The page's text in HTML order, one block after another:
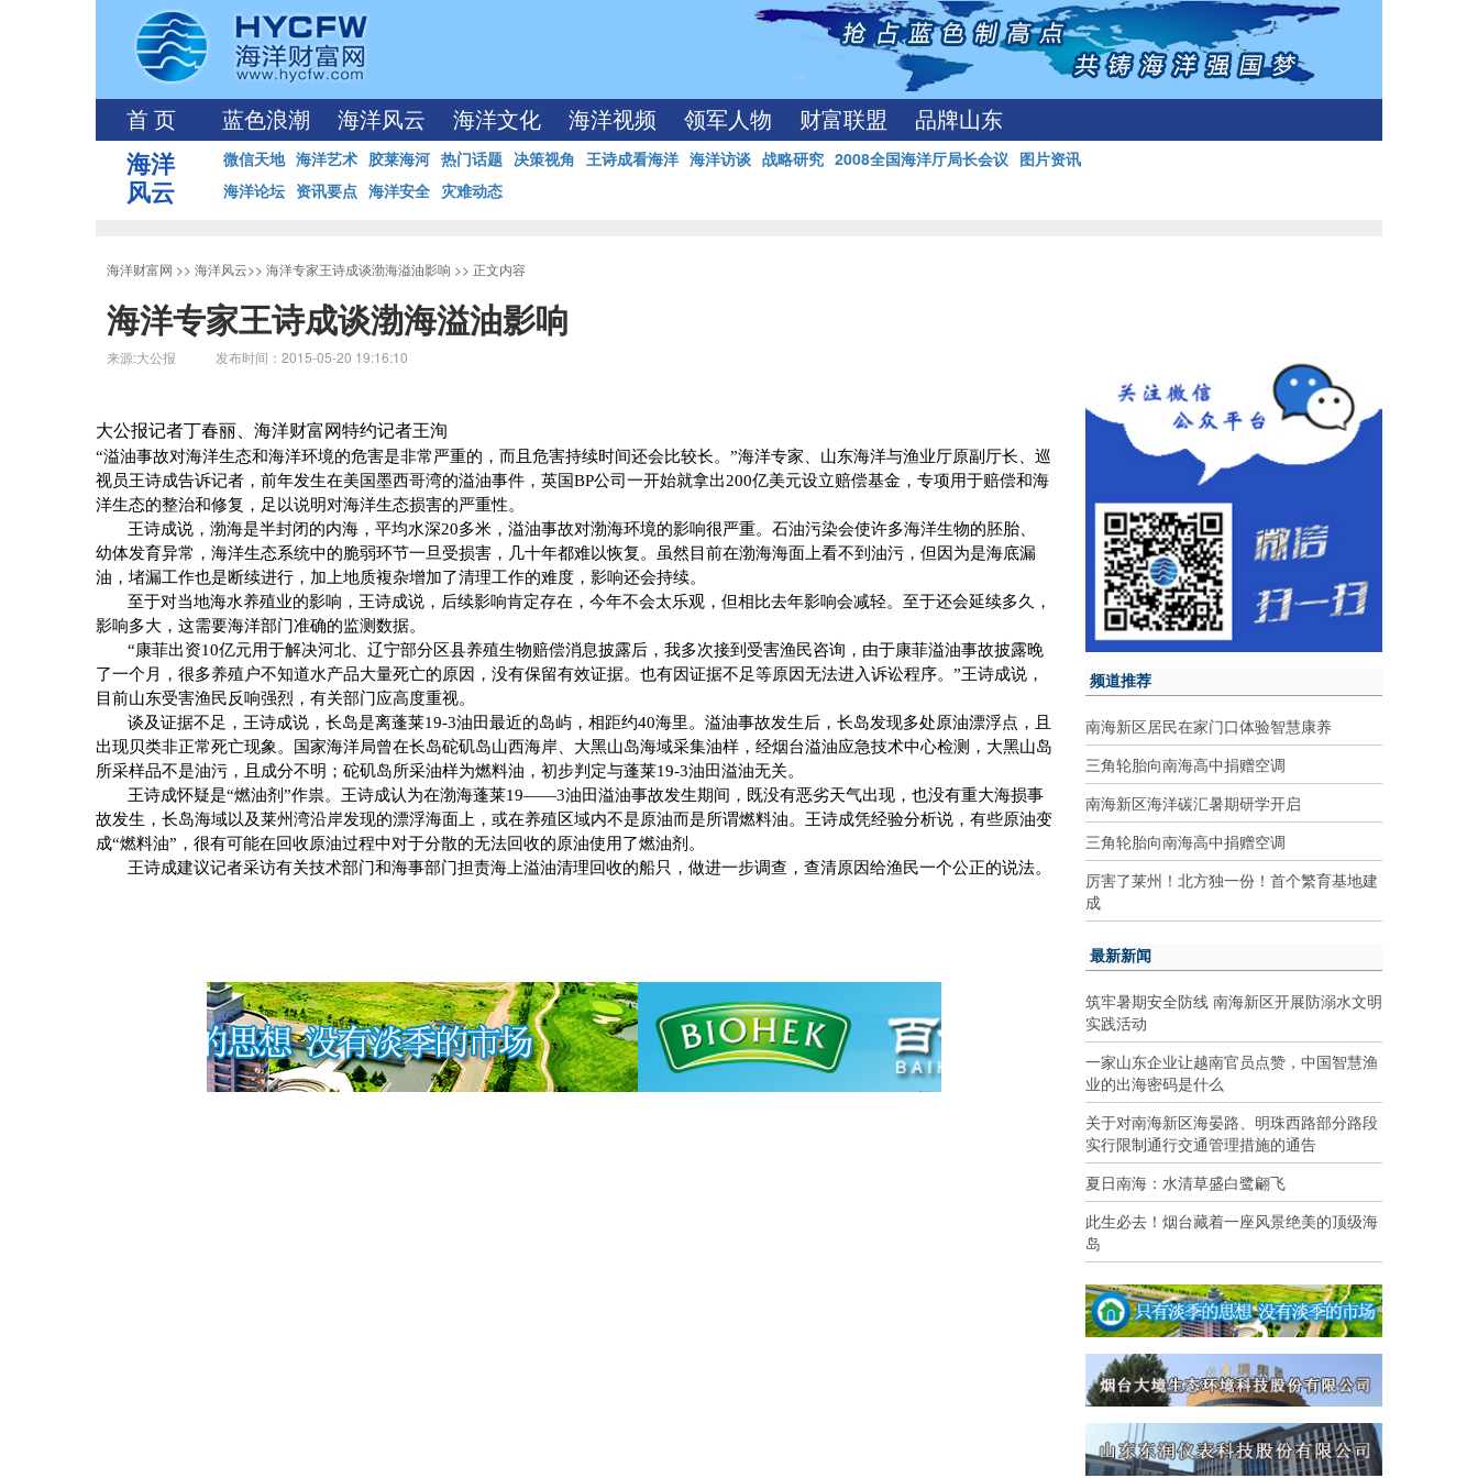
首 页 蓝色浪潮 海洋风云 海洋文化 海洋视频 领军人物 财富联盟 品牌山东
海洋
风云
微信天地 海洋艺术 胶莱海河 热门话题 决策视角 王诗成看海洋 海洋访谈 战略研究 2008全国海洋厅局长会议 图片资讯
海洋论坛 资讯要点 海洋安全 灾难动态
海洋财富网 >> 海洋风云>> 海洋专家王诗成谈渤海溢油影响 >> 正文内容
海洋专家王诗成谈渤海溢油影响
来源:大公报 发布时间：2015-05-20 19:16:10
大公报记者丁春丽、海洋财富网特约记者王洵
“溢油事故对海洋生态和海洋环境的危害是非常严重的，而且危害持续时间还会比较长。”海洋专家、山东海洋与渔业厅原副厅长、巡
视员王诗成告诉记者，前年发生在美国墨西哥湾的溢油事件，英国BP公司一开始就拿出200亿美元设立赔偿基金，专项用于赔偿和海
洋生态的整治和修复，足以说明对海洋生态损害的严重性。
王诗成说，渤海是半封闭的内海，平均水深20多米，溢油事故对渤海环境的影响很严重。石油污染会使许多海洋生物的胚胎、
幼体发育异常，海洋生态系统中的脆弱环节一旦受损害，几十年都难以恢复。虽然目前在渤海海面上看不到油污，但因为是海底漏
油，堵漏工作也是断续进行，加上地质複杂增加了清理工作的难度，影响还会持续。
至于对当地海水养殖业的影响，王诗成说，后续影响肯定存在，今年不会太乐观，但相比去年影响会减轻。至于还会延续多久，
影响多大，这需要海洋部门准确的监测数据。
“康菲出资10亿元用于解决河北、辽宁部分区县养殖生物赔偿消息披露后，我多次接到受害渔民咨询，由于康菲溢油事故披露晚
了一个月，很多养殖户不知道水产品大量死亡的原因，没有保留有效证据。也有因证据不足等原因无法进入诉讼程序。”王诗成说，
目前山东受害渔民反响强烈，有关部门应高度重视。
谈及证据不足，王诗成说，长岛是离蓬莱19-3油田最近的岛屿，相距约40海里 。溢油事故发生后，长岛发现多处原油漂浮点，且
出现贝类非正常死亡现象。国家海洋局曾在长岛砣矶岛山西海岸、大黑山岛海域采集油样，经烟台溢油应急技术中心检测，大黑山岛
所采样品不是油污，且成分不明；砣矶岛所采油样为燃料油，初步判定与蓬莱19-3油田溢油无关。
王诗成怀疑是“燃油剂”作祟。 王诗成认为在渤海蓬莱19——3油田溢油事故发生期间，既没有恶劣天气出现，也没有重大海损事
故发生，长岛海域以及莱州湾沿岸发现的漂浮海面上，或在养殖区域内不是原油而是所谓燃料油。王诗成凭经验分析说，有些原油变
成“燃料油”，很有可能在回收原油过程中对于分散的无法回收的原油使用了燃油剂。
王诗成建议记者采访有关技术部门和海事部门担责海上溢油清理回收的船只，做进一步调查，查清原因给渔民一个公正的说法。
频道推荐
南海新区居民在家门口体验智慧康养
三角轮胎向南海高中捐赠空调
南海新区海洋碳汇暑期研学开启
三角轮胎向南海高中捐赠空调
厉害了莱州！北方独一份！首个繁育基地建
成
最新新闻
筑牢暑期安全防线 南海新区开展防溺水文明
实践活动
一家山东企业让越南官员点赞，中国智慧渔
业的出海密码是什么
关于对南海新区海晏路、明珠西路部分路段
实行限制通行交通管理措施的通告
夏日南海：水清草盛白鹭翩飞
此生必去！烟台藏着一座风景绝美的顶级海
岛